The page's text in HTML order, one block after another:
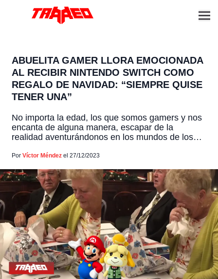
ABUELITA GAMER LLORA EMOCIONADA
AL RECIBIR NINTENDO SWITCH COMO
REGALO DE NAVIDAD: “SIEMPRE QUISE
TENER UNA”
No importa la edad, los que somos gamers y nos
encanta de alguna manera, escapar de la
realidad aventurándonos en los mundos de los
mejor aún, una consola o PC gamer, es algo que
abuela gamer, quien recibió una Nintendo […]
Por Víctor Méndez el 27/12/2023